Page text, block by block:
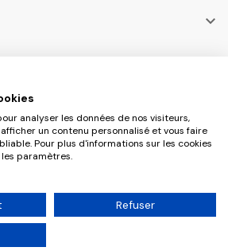

CHR Master Tous droits
analyser les données de nos visiteurs,
un contenu personnalisé et vous faire
Pour plus d'informations sur les cookies
paramètres.
Refuser